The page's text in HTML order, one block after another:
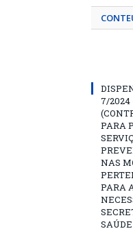
7/2024
PARA
NAS
PARA